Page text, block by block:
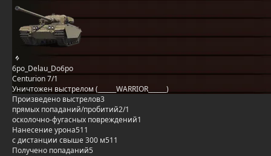
6po_Delau_Do6po
Centurion 7/1
Уничтожен выстрелом (______WARRIOR______)
Произведено выстрелов3
прямых попаданий/пробитий2/1
осколочно-фугасных повреждений1
Нанесение урона511
с дистанции свыше 300 м511
Получено попаданий5